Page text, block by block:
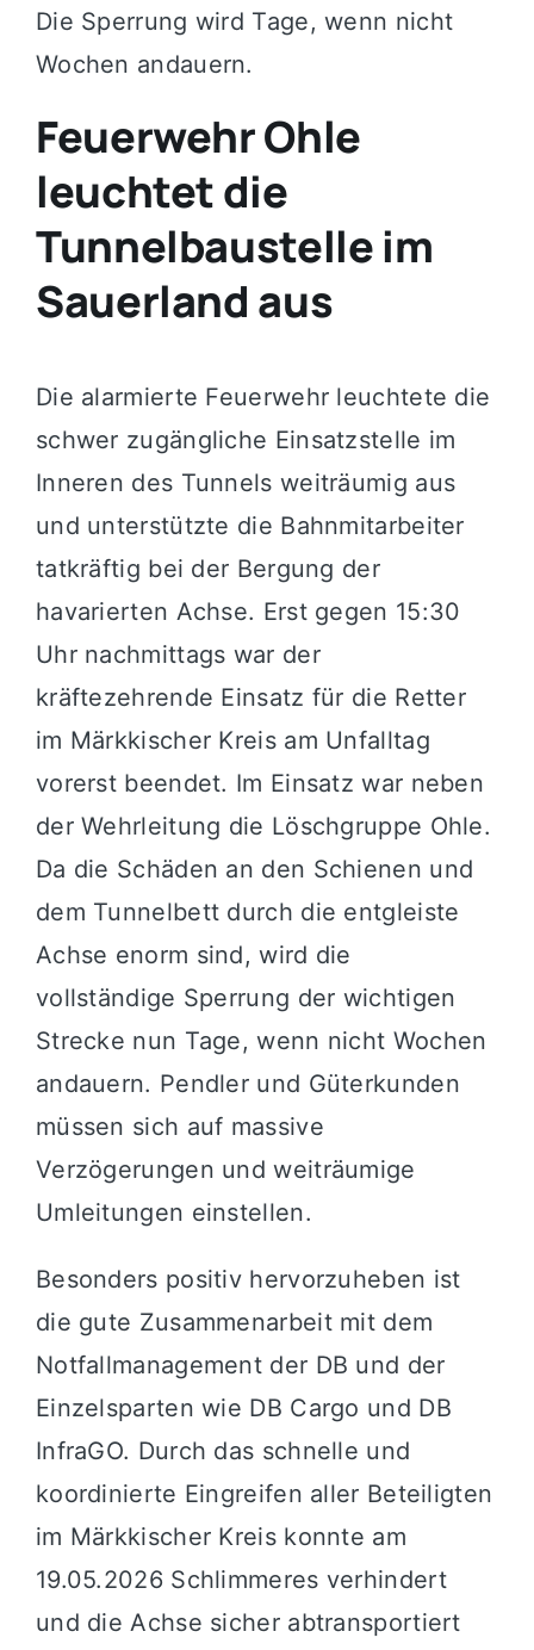
Die Sperrung wird Tage, wenn nicht
Wochen andauern.
Feuerwehr Ohle
leuchtet die
Tunnelbaustelle im
Sauerland aus
Die alarmierte Feuerwehr leuchtete die
schwer zugängliche Einsatzstelle im
Inneren des Tunnels weiträumig aus
und unterstützte die Bahnmitarbeiter
tatkräftig bei der Bergung der
havarierten Achse. Erst gegen 15:30
Uhr nachmittags war der
kräftezehrende Einsatz für die Retter
im Märkkischer Kreis am Unfalltag
vorerst beendet. Im Einsatz war neben
der Wehrleitung die Löschgruppe Ohle.
Da die Schäden an den Schienen und
dem Tunnelbett durch die entgleiste
Achse enorm sind, wird die
vollständige Sperrung der wichtigen
Strecke nun Tage, wenn nicht Wochen
andauern. Pendler und Güterkunden
müssen sich auf massive
Verzögerungen und weiträumige
Umleitungen einstellen.
Besonders positiv hervorzuheben ist
die gute Zusammenarbeit mit dem
Notfallmanagement der DB und der
Einzelsparten wie DB Cargo und DB
InfraGO. Durch das schnelle und
koordinierte Eingreifen aller Beteiligten
im Märkkischer Kreis konnte am
19.05.2026 Schlimmeres verhindert
und die Achse sicher abtransportiert